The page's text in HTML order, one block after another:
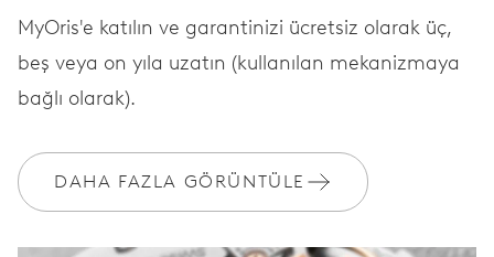
MyOris'e katılın ve garantinizi ücretsiz olarak üç,
beş veya on yıla uzatın (kullanılan mekanizmaya
bağlı olarak).
DAHA FAZLA GÖRÜNTÜLE